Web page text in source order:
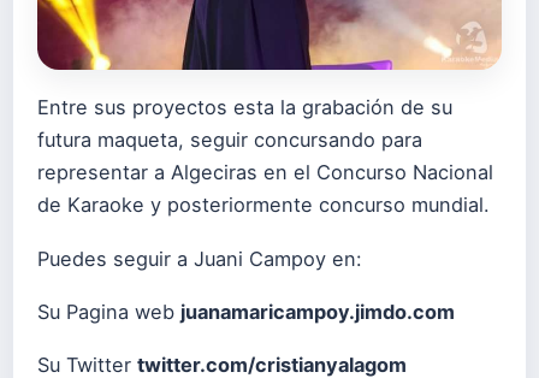
Entre sus proyectos esta la grabación de su
futura maqueta, seguir concursando para
representar a Algeciras en el Concurso Nacional
de Karaoke y posteriormente concurso mundial.
Puedes seguir a Juani Campoy en:
Su Pagina web juanamaricampoy.jimdo.com
Su Twitter twitter.com/cristianyalagom